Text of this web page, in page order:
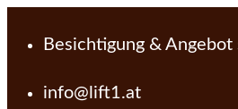
Besichtigung &
info@lift1.at